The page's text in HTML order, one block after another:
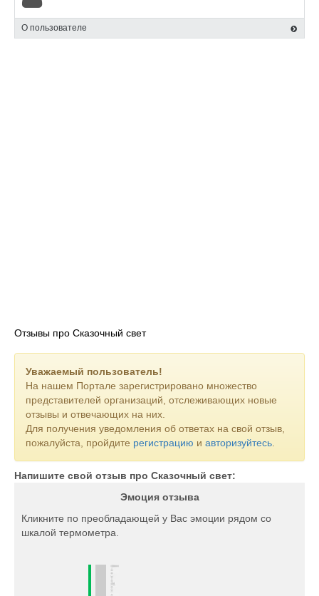
О пользователе
Отзывы про Сказочный свет
Уважаемый пользователь!
На нашем Портале зарегистрировано множество
представителей организаций, отслеживающих новые
отзывы и отвечающих на них.
Для получения уведомления об ответах на свой отзыв,
пожалуйста, пройдите регистрацию и авторизуйтесь
Напишите свой отзыв про Сказочный свет:
Эмоция отзыва
Кликните по преобладающей у Вас эмоции рядом со
шкалой термометра.